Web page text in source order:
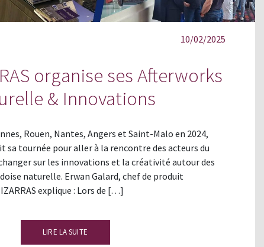
10/02/2025
organise ses Afterworks
& Innovations
Rouen, Nantes, Angers et Saint-Malo en 2024,
sa tournée pour aller à la rencontre des acteurs du
sur les innovations et la créativité autour des
naturelle. Erwan Galard, chef de produit
explique : Lors de […]
LIRE LA SUITE